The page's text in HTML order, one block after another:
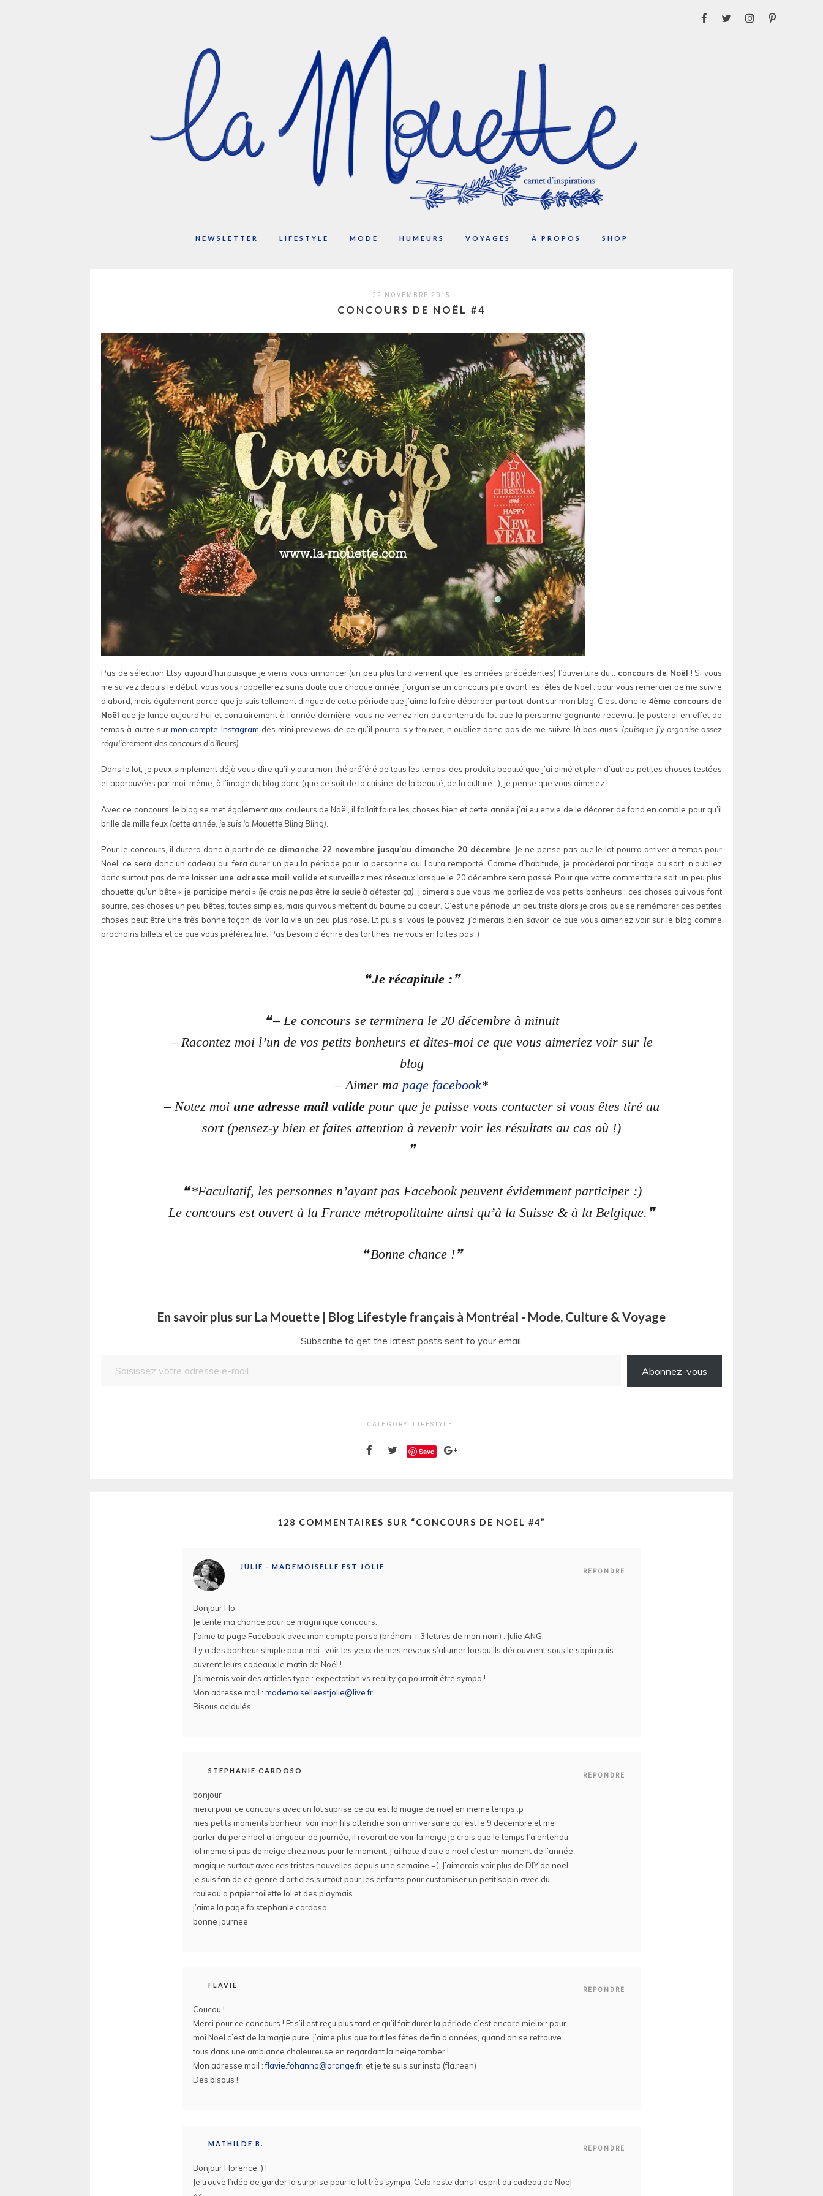
NEWSLETTER LIFESTYLE MODE HUMEURS VOYAGES À PROPOS SHOP
22 NOVEMBRE 2015
CONCOURS DE NOËL #4
Pas de sélection Etsy aujourd’hui puisque je viens vous annoncer (un peu plus tardivement que les années précédentes) l’ouverture du… concours de Noël ! Si vous
me suivez depuis le début, vous vous rappellerez sans doute que chaque année, j’organise un concours pile avant les fêtes de Noël : pour vous remercier de me suivre
d’abord, mais également parce que je suis tellement dingue de cette période que j’aime la faire déborder partout, dont sur mon blog. C’est donc le 4ème concours de
Noël que je lance aujourd’hui et contrairement à l’année dernière, vous ne verrez rien du contenu du lot que la personne gagnante recevra. Je posterai en effet de
temps à autre sur mon compte Instagram des mini previews de ce qu’il pourra s’y trouver, n’oubliez donc pas de me suivre là bas aussi (puisque j’y organise assez
régulièrement des concours d’ailleurs)
Dans le lot, je peux simplement déjà vous dire qu’il y aura mon thé préféré de tous les temps, des produits beauté que j’ai aimé et plein d’autres petites choses testées
et approuvées par moi-même, à l’image du blog donc (que ce soit de la cuisine, de la beauté, de la culture…), je pense que vous aimerez !
Avec ce concours, le blog se met également aux couleurs de Noël, il fallait faire les choses bien et cette année j’ai eu envie de le décorer de fond en comble pour qu’il
brille de mille feux (cette année, je suis la Mouette Bling Bling)
Pour le concours, il durera donc à partir de ce dimanche 22 novembre jusqu’au dimanche 20 décembre. Je ne pense pas que le lot pourra arriver à temps pour
Noël, ce sera donc un cadeau qui fera durer un peu la période pour la personne qui l’aura remporté. Comme d’habitude, je procèderai par tirage au sort, n’oubliez
donc surtout pas de me laisser une adresse mail valide et surveillez mes réseaux lorsque le 20 décembre sera passé. Pour que votre commentaire soit un peu plus
chouette qu’un bête « je participe merci » (je crois ne pas être la seule à détester ça), j’aimerais que vous me parliez de vos petits bonheurs : ces choses qui vous font
sourire, ces choses un peu bêtes, toutes simples, mais qui vous mettent du baume au coeur. C’est une période un peu triste alors je crois que se remémorer ces petites
choses peut être une très bonne façon de voir la vie un peu plus rose. Et puis si vous le pouvez, j’aimerais bien savoir ce que vous aimeriez voir sur le blog comme
prochains billets et ce que vous préférez lire. Pas besoin d’écrire des tartines, ne vous en faites pas ;)
Je récapitule :
– Le concours se terminera le 20 décembre à minuit
– Racontez moi l’un de vos petits bonheurs et dites-moi ce que vous aimeriez voir sur le
blog
– Aimer ma page facebook*
– Notez moi une adresse mail validepour que je puisse vous contacter si vous êtes tiré au
sort(pensez-y bien et faites attention à revenir voir les résultats au cas où !)
*Facultatif, les personnes n’ayant pas Facebook peuvent évidemment participer :)
Le concours est ouvert à la France métropolitaine ainsi qu’à la Suisse & à la Belgique.
Bonne chance !
En savoir plus sur La Mouette | Blog Lifestyle français à Montréal - Mode, Culture & Voyage
Subscribe to get the latest posts sent to your email.
Abonnez-vous
CATEGORY: LIFESTYLE
Save
128 COMMENTAIRES SUR “CONCOURS DE NOËL #4”
REPONDRE
JULIE - MADEMOISELLE EST JOLIE
Bonjour Flo,
Je tente ma chance pour ce magnifique concours.
J’aime ta page Facebook avec mon compte perso (prénom + 3 lettres de mon nom) : Julie ANG.
Il y a des bonheur simple pour moi : voir les yeux de mes neveux s’allumer lorsqu’ils découvrent sous le sapin puis
ouvrent leurs cadeaux le matin de Noël !
J’aimerais voir des articles type : expectation vs reality ça pourrait être sympa !
Mon adresse mail : mademoiselleestjolie@live.fr
Bisous acidulés
REPONDRE
STEPHANIE CARDOSO
bonjour
merci pour ce concours avec un lot suprise ce qui est la magie de noel en meme temps :p
mes petits moments bonheur, voir mon fils attendre son anniversaire qui est le 9 decembre et me
parler du pere noel a longueur de journée, il reverait de voir la neige je crois que le temps l’a entendu
lol meme si pas de neige chez nous pour le moment. J’ai hate d’etre a noel c’est un moment de l’année
magique surtout avec ces tristes nouvelles depuis une semaine =(. J’aimerais voir plus de DIY de noel,
je suis fan de ce genre d’articles surtout pour les enfants pour customiser un petit sapin avec du
rouleau a papier toilette lol et des playmais.
j’aime la page fb stephanie cardoso
bonne journee
REPONDRE
FLAVIE
Coucou !
Merci pour ce concours ! Et s’il est reçu plus tard et qu’il fait durer la période c’est encore mieux : pour
moi Noël c’est de la magie pure, j’aime plus que tout les fêtes de fin d’années, quand on se retrouve
tous dans une ambiance chaleureuse en regardant la neige tomber !
Mon adresse mail :flavie.fohanno@orange.fr, et je te suis sur insta (fla.reen)
Des bisous !
REPONDRE
MATHILDE B.
Bonjour Florence :) !
Je trouve l’idée de garder la surprise pour le lot très sympa. Cela reste dans l’esprit du cadeau de Noël